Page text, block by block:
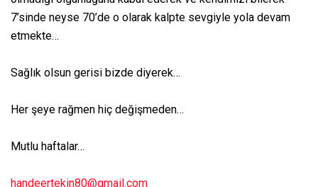
7’sinde neyse 70’de o olarak kalpte sevgiyle yola devam
etmekte…
Sağlık olsun gerisi bizde diyerek…
Her şeye rağmen hiç değişmeden…
Mutlu haftalar…
handeertekin80@gmail.com